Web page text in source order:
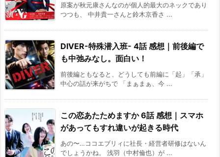
原案が秋元康さんなのが個人的最大のネックであり
つつも、 中井貴一さんと鈴木京香さ ...
DIVER-特殊潜入班- 4話 感想｜前後編で
も中弛みなし。面白い！
前後編ともなると、どうしても前編に「起」「承」
中心の話が来がちで 「まぁまぁ、今 ...
この恋あたためますか 6話 感想｜スマホ
があってもすれ違いが起きる時代
あの〜…ココエブリィに社長・経営者研修はないん
でしょうかね。 浅羽（中村倫也）が ...